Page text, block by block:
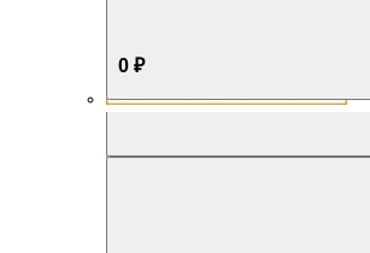
0 ₽